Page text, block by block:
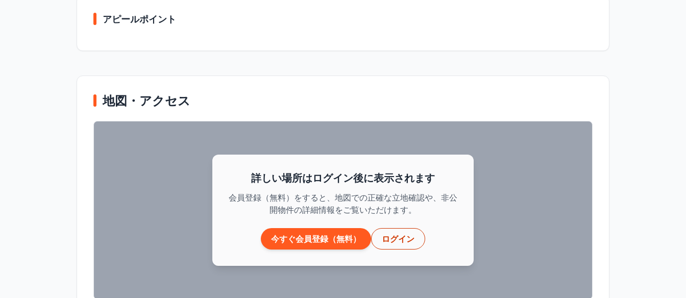
アピールポイント
地図・アクセス
詳しい場所はログイン後に表示されます
会員登録（無料）をすると、地図での正確な立地確認や、非公
開物件の詳細情報をご覧いただけます。
今すぐ会員登録（無料） ログイン